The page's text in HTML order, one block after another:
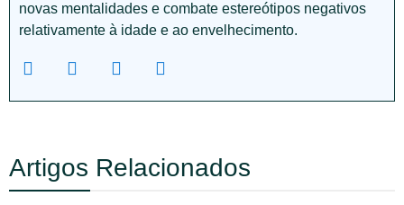
novas mentalidades e combate estereótipos negativos
relativamente à idade e ao envelhecimento.
Artigos Relacionados